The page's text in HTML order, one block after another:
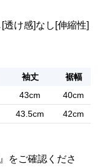
[透け感]なし [伸縮性]
袖丈
裾幅
43cm
40cm
43.5cm 42cm
』をご確認くださ